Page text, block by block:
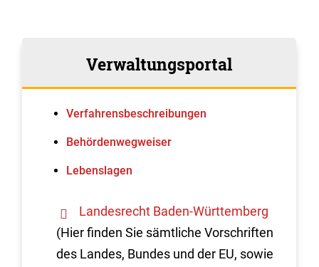
Verwaltungsportal
Verfahrens­beschreibungen
Behördenwegweiser
Lebenslagen
Landesrecht Baden-Württemberg
(Hier finden Sie sämtliche Vorschriften
des Landes, Bundes und der EU, sowie